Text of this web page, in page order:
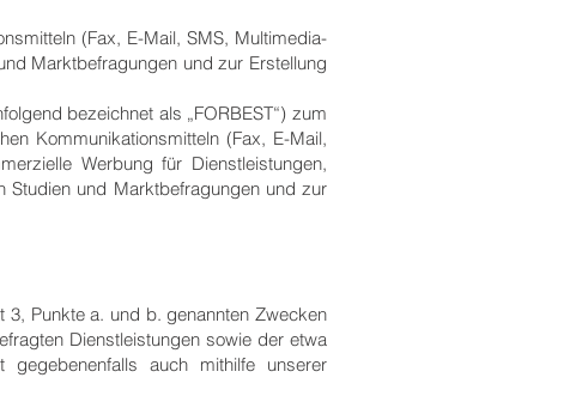
(Fax, E-Mail, SMS, Multimedia-
Marktbefragungen und zur Erstellung
bezeichnet als „FORBEST“) zum
Kommunikationsmitteln (Fax, E-Mail,
Werbung für Dienstleistungen,
Studien und Marktbefragungen und zur
Punkte a. und b. genannten Zwecken
Dienstleistungen sowie der etwa
auch mithilfe unserer